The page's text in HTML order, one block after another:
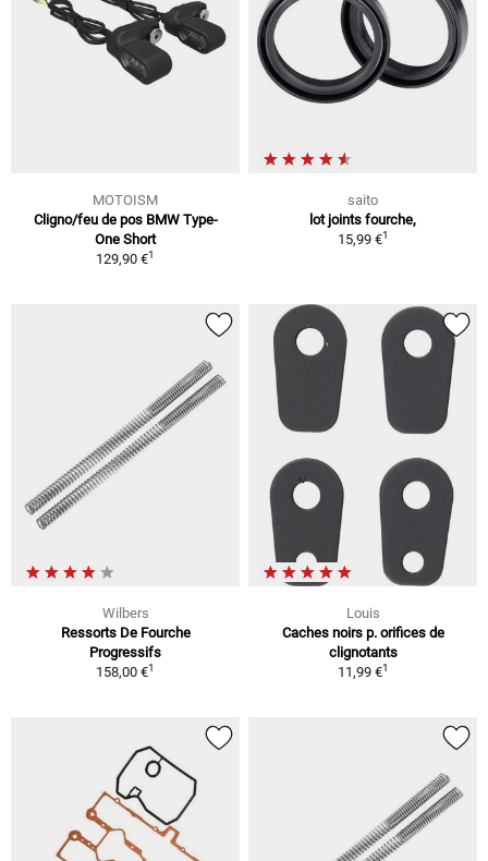
MOTOISM
Cligno/feu de pos BMW Type-
One Short
129,90 €1
saito
lot joints fourche,
15,99 €1
Wilbers
Ressorts De Fourche
Progressifs
158,00 €1
Louis
Caches noirs p. orifices de
clignotants
11,99 €1